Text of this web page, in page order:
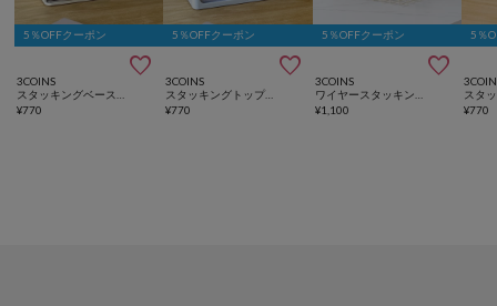
5％OFFクーポン

3COINS
¥770
5％OFFクーポン

3COINS
¥770
5％OFFクーポン

3COINS
¥1,100
5％
¥770